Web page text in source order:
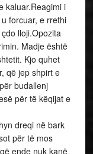
kaluar.Reagimi i
forcuar, e rrethi
lloji.Opozita
Madje është
Kjo quhet
që jep shpirt e
budallenj
për të këqijat e
dreqi në bark
për të mos
ende nuk kanë